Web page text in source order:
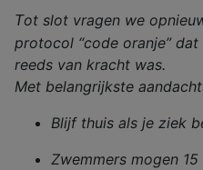
Tot slot vragen we
protocol “code oranje”
reeds van kracht was.
Met belangrijkste
Blijf thuis als je ziek
Zwemmers mogen